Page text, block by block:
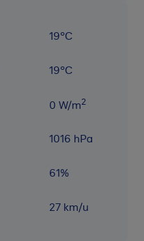
19°C
19°C
0 W/m2
1016 hPa
61%
27 km/u